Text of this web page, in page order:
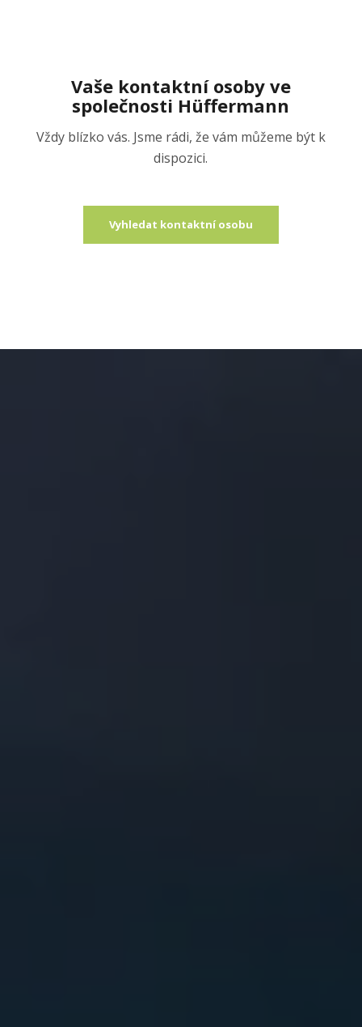
Vaše kontaktní osoby ve
společnosti Hüffermann
Vždy blízko vás. Jsme rádi, že vám můžeme být k
dispozici.
Vyhledat kontaktní osobu